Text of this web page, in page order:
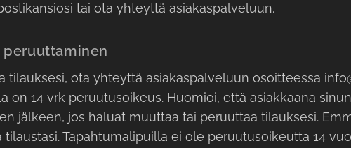
tai ota yhteyttä asiakaspalveluun.
tilauksesi, ota yhteyttä asiakaspalveluun osoitteessa
on 14 vrk peruutusoikeus. Huomioi, että asiakkaana
jälkeen, jos haluat muuttaa tai peruuttaa tilauksesi.
Tapahtumalipuilla ei ole peruutusoikeutta 14